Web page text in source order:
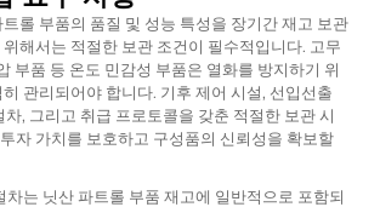
롤 부품의 품질 및 성능 특성을 장기간 재고 보관
해서는 적절한 보관 조건이 필수적입니다. 고무
부품 등 온도 민감성 부품은 열화를 방지하기 위
관리되어야 합니다. 기후 제어 시설, 선입선출
차, 그리고 취급 프로토콜을 갖춘 적절한 보관 시
자 가치를 보호하고 구성품의 신뢰성을 확보할
차는 닛산 파트롤 부품 재고에 일반적으로 포함되